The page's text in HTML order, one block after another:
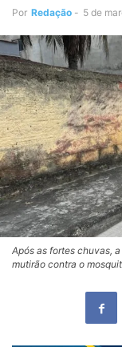
Por Redação - 5 de
Após as fortes chuvas,
mutirão contra o